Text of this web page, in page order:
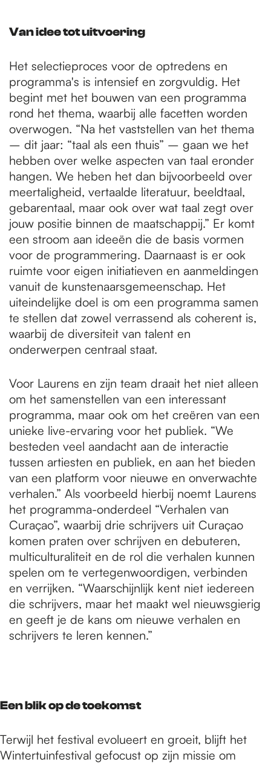
Van idee tot uitvoering
Het selectieproces voor de optredens en
programma's is intensief en zorgvuldig. Het
begint met het bouwen van een programma
rond het thema, waarbij alle facetten worden
overwogen. “Na het vaststellen van het thema
– dit jaar: “taal als een thuis” – gaan we het
hebben over welke aspecten van taal eronder
hangen. We heben het dan bijvoorbeeld over
meertaligheid, vertaalde literatuur, beeldtaal,
gebarentaal, maar ook over wat taal zegt over
jouw positie binnen de maatschappij.” Er komt
een stroom aan ideeën die de basis vormen
voor de programmering. Daarnaast is er ook
ruimte voor eigen initiatieven en aanmeldingen
vanuit de kunstenaarsgemeenschap. Het
uiteindelijke doel is om een programma samen
te stellen dat zowel verrassend als coherent is,
waarbij de diversiteit van talent en
onderwerpen centraal staat.
Voor Laurens en zijn team draait het niet alleen
om het samenstellen van een interessant
programma, maar ook om het creëren van een
unieke live-ervaring voor het publiek. “We
besteden veel aandacht aan de interactie
tussen artiesten en publiek, en aan het bieden
van een platform voor nieuwe en onverwachte
verhalen.” Als voorbeeld hierbij noemt Laurens
het programma-onderdeel “Verhalen van
Curaçao”, waarbij drie schrijvers uit Curaçao
komen praten over schrijven en debuteren,
multiculturaliteit en de rol die verhalen kunnen
spelen om te vertegenwoordigen, verbinden
en verrijken. “Waarschijnlijk kent niet iedereen
die schrijvers, maar het maakt wel nieuwsgierig
en geeft je de kans om nieuwe verhalen en
schrijvers te leren kennen.”
Een blik op de toekomst
Terwijl het festival evolueert en groeit, blijft het
Wintertuinfestival gefocust op zijn missie om